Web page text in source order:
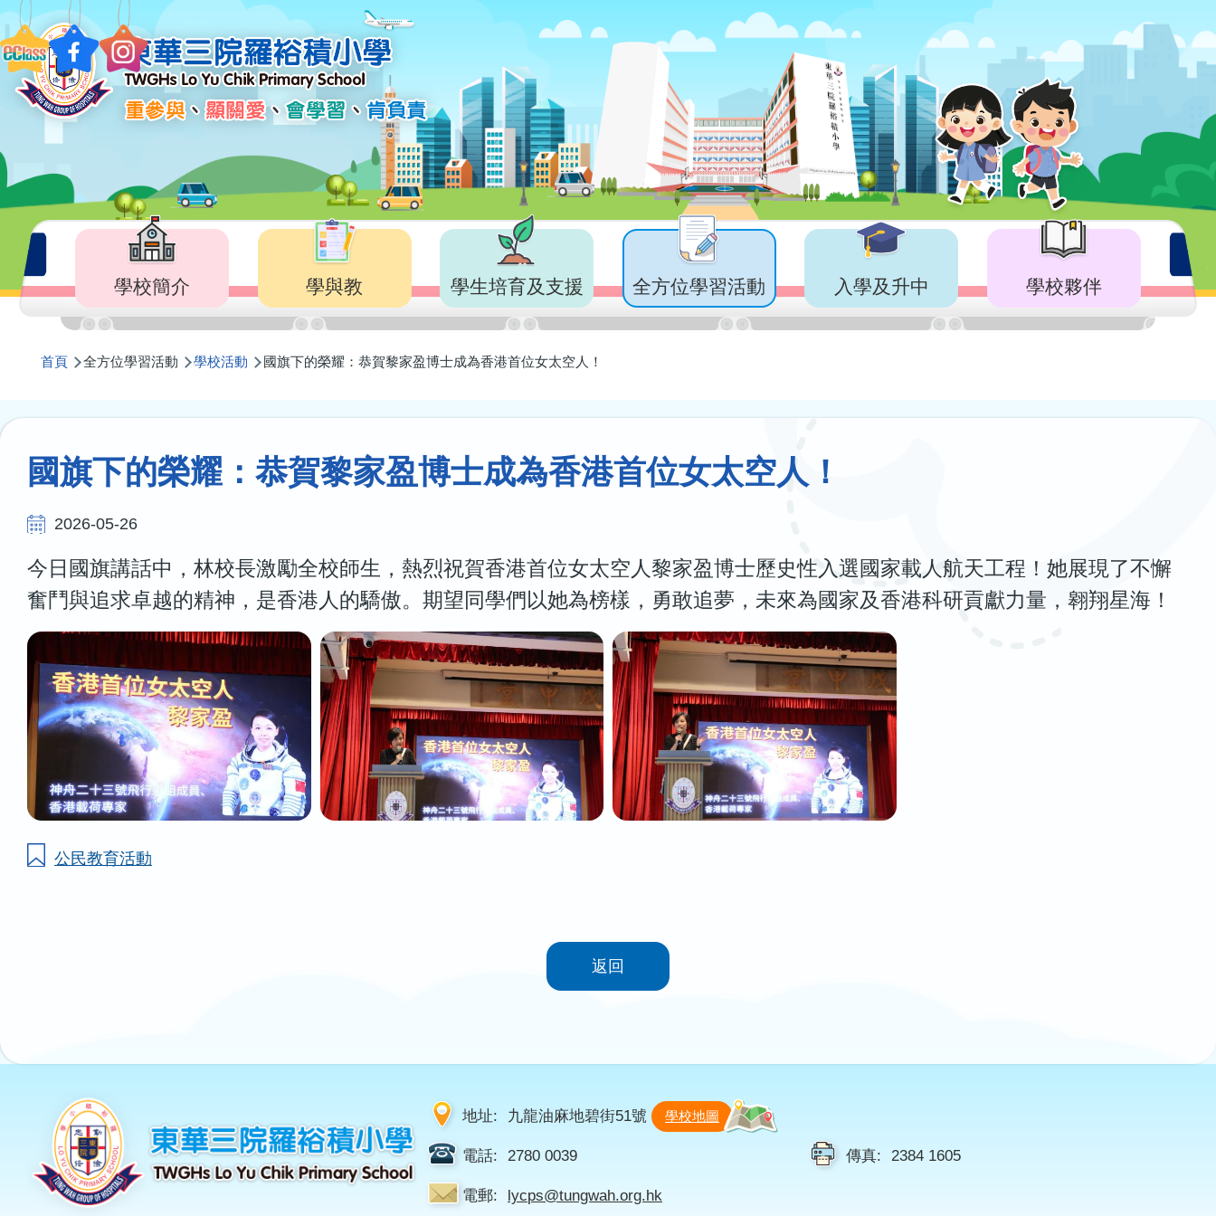
移至主內容
Main
navigation
學校簡介 學與教 學生培育及支援 全方位學習活動 入學及升中 學校夥伴
導
航
連
首頁 全方位學習活動 學校活動 國旗下的榮耀：恭賀黎家盈博士成為香港首位女太空人！
國旗下的榮耀：恭賀黎家盈博士成為香港首位女太空人！
2026-05-26
今日國旗講話中，林校長激勵全校師生，熱烈祝賀香港首位女太空人黎家盈博士歷史性入選國家載人航天工程！她展現了不懈
奮鬥與追求卓越的精神，是香港人的驕傲。期望同學們以她為榜樣，勇敢追夢，未來為國家及香港科研貢獻力量，翱翔星海！
公民教育活動
返回
地址: 九龍油麻地碧街51號 學校地圖
電話: 2780 0039 傳真: 2384 1605
電郵: lycps@tungwah.org.hk